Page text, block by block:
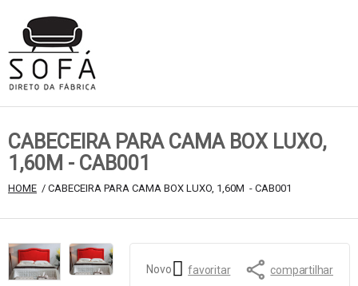
CABECEIRA PARA CAMA BOX LUXO,
1,60M - CAB001
HOME / CABECEIRA PARA CAMA BOX LUXO, 1,60M  - CAB001
Novo favoritar compartilhar